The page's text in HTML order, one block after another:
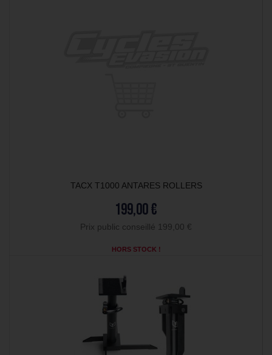
TACX T1000 ANTARES ROLLERS
199,00 €
Prix public conseillé 199,00 €
HORS STOCK !